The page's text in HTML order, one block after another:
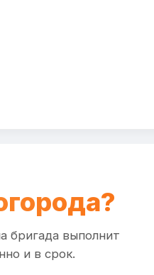
бригада выполнит
и в срок.